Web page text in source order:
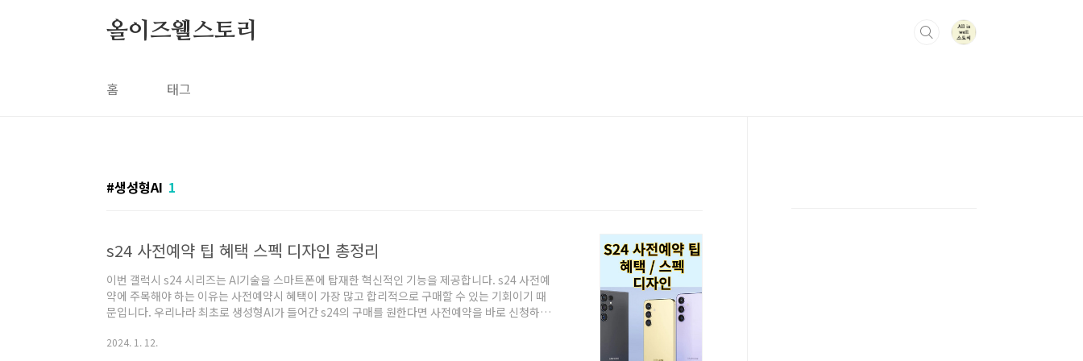
올이즈웰스토리
홈 태그
생성형AI 1
s24 사전예약 팁 혜택 스펙 디자인 총정리
이번 갤럭시 s24 시리즈는 AI기술을 스마트폰에 탑재한 혁신적인 기능을 제공합니다. s24 사전예
약에 주목해야 하는 이유는 사전예약시 혜택이 가장 많고 합리적으로 구매할 수 있는 기회이기 때
문입니다. 우리나라 최초로 생성형AI가 들어간 s24의 구매를 원한다면 사전예약을 바로 신청하시
s24 사전예약 혜택 (공동혜택 / 통신사혜택) s24 사전예약 팁, 구매 팁 s24 스펙 s24 디자인 S24
2024. 1. 12.